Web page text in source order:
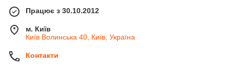
Працює з 30.10.2012
м. Київ
Київ Волинська 40, Київ, Україна
Контакти